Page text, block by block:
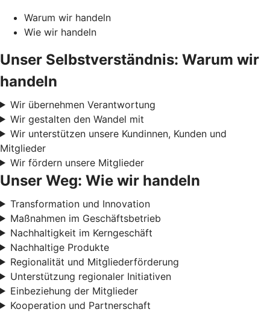
Warum wir handeln
Wie wir handeln
Unser Selbstverständnis: Warum wir
handeln
Wir übernehmen Verantwortung
Wir gestalten den Wandel mit
Wir unterstützen unsere Kundinnen, Kunden und
Mitglieder
Wir fördern unsere Mitglieder
Unser Weg: Wie wir handeln
Transformation und Innovation
Maßnahmen im Geschäftsbetrieb
Nachhaltigkeit im Kerngeschäft
Nachhaltige Produkte
Regionalität und Mitgliederförderung
Unterstützung regionaler Initiativen
Einbeziehung der Mitglieder
Kooperation und Partnerschaft